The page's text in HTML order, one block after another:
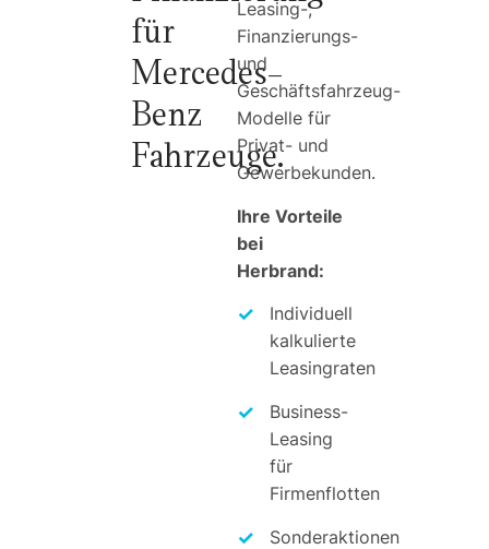
für
Mercedes-
Benz
Fahrzeuge.
Leasing-,
Finanzierungs-
und
Geschäftsfahrzeug-
Modelle für
Privat- und
Gewerbekunden.
Ihre Vorteile
bei
Herbrand:
Individuell
kalkulierte
Leasingraten
Business-
Leasing
für
Firmenflotten
Sonderaktionen